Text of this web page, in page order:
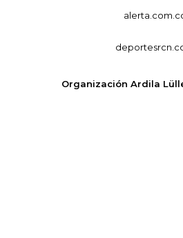
Organización Ardila